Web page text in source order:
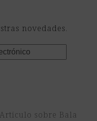
novedades.
Artículo sobre Bala